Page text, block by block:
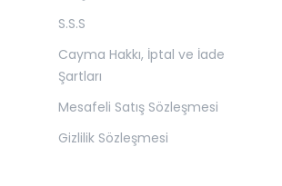
S.S.S
Cayma Hakkı, İptal ve İade
Şartları
Mesafeli Satış Sözleşmesi
Gizlilik Sözleşmesi